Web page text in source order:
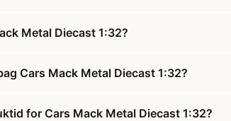
Metal Diecast 1:32?
Cars Mack Metal Diecast 1:32?
for Cars Mack Metal Diecast 1:32?